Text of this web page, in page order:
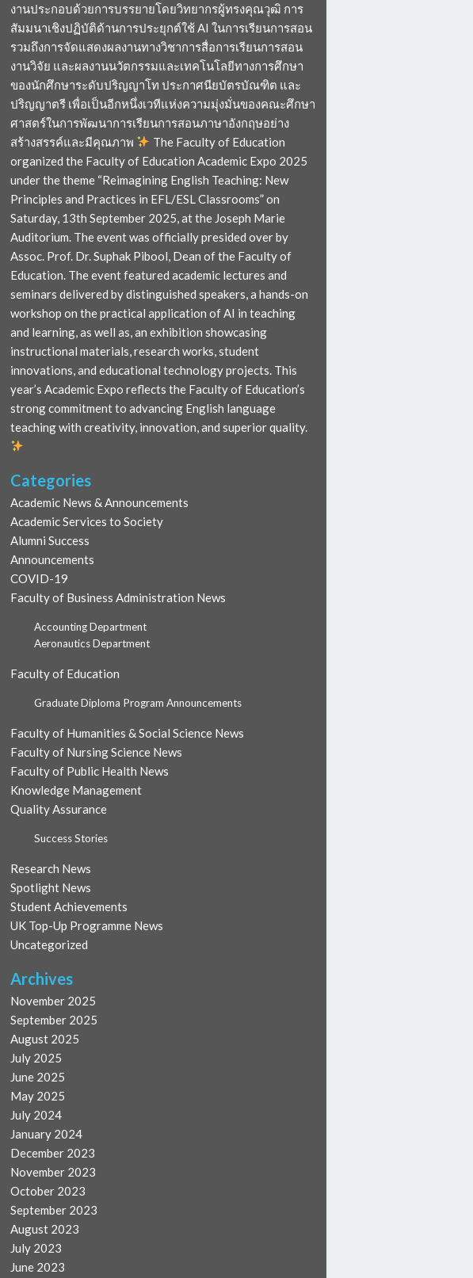
งานประกอบด้วยการบรรยายโดยวิทยากรผู้ทรงคุณวุฒิ การ
สัมมนาเชิงปฏิบัติด้านการประยุกต์ใช้ AI ในการเรียนการสอน
รวมถึงการจัดแสดงผลงานทางวิชาการสื่อการเรียนการสอน
งานวิจัย และผลงานนวัตกรรมและเทคโนโลยีทางการศึกษา
ของนักศึกษาระดับปริญญาโท ประกาศนียบัตรบัณฑิต และ
ปริญญาตรี เพื่อเป็นอีกหนึ่งเวทีแห่งความมุ่งมั่นของคณะศึกษา
ศาสตร์ในการพัฒนาการเรียนการสอนภาษาอังกฤษอย่าง
สร้างสรรค์และมีคุณภาพ
The Faculty of Education
organized the Faculty of Education Academic Expo 2025
under the theme “Reimagining English Teaching: New
Principles and Practices in EFL/ESL Classrooms” on
Saturday, 13th September 2025, at the Joseph Marie
Auditorium. The event was officially presided over by
Assoc. Prof. Dr. Suphak Pibool, Dean of the Faculty of
Education. The event featured academic lectures and
seminars delivered by distinguished speakers, a hands-on
workshop on the practical application of AI in teaching
and learning, as well as, an exhibition showcasing
instructional materials, research works, student
innovations, and educational technology projects. This
year’s Academic Expo reflects the Faculty of Education’s
strong commitment to advancing English language
teaching with creativity, innovation, and superior quality.
Categories
Academic News & Announcements
Academic Services to Society
Alumni Success
Announcements
COVID-19
Faculty of Business Administration News
Accounting Department
Aeronautics Department
Faculty of Education
Graduate Diploma Program Announcements
Faculty of Humanities & Social Science News
Faculty of Nursing Science News
Faculty of Public Health News
Knowledge Management
Quality Assurance
Success Stories
Research News
Spotlight News
Student Achievements
UK Top-Up Programme News
Uncategorized
Archives
November 2025
September 2025
August 2025
July 2025
June 2025
May 2025
July 2024
January 2024
December 2023
November 2023
October 2023
September 2023
August 2023
July 2023
June 2023